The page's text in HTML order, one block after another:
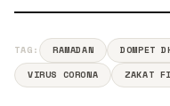
TAG: RAMADAN DOMPET
VIRUS CORONA
ZAKAT